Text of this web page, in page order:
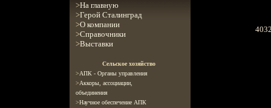
>На главную
>Герой Сталинград
>О компании
>Справочники
>Выставки
Сельское хозяйство
>АПК - Органы управления
>Аккоры, ассоциации,
объединения
>Научное обеспечение АПК